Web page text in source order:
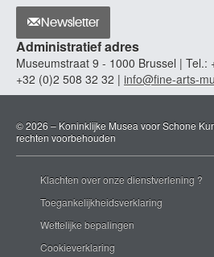
Newsletter
Administratief adres
Museumstraat 9 - 1000 Brussel | Tel.:
+32 (0)2 508 32 32 | info@fine-arts-
© 2026 – Koninklijke Musea voor Schone
rechten voorbehouden
Klachten over onze dienstverlening ?
Toegankelijkheidsverklaring
Wettelijke bepalingen
Cookieverklaring